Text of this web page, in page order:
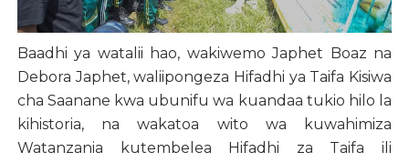
Baadhi ya watalii hao, wakiwemo Japhet Boaz na
Debora Japhet, waliipongeza Hifadhi ya Taifa Kisiwa
cha Saanane kwa ubunifu wa kuandaa tukio hilo la
kihistoria, na wakatoa wito wa kuwahimiza
Watanzania kutembelea Hifadhi za Taifa ili